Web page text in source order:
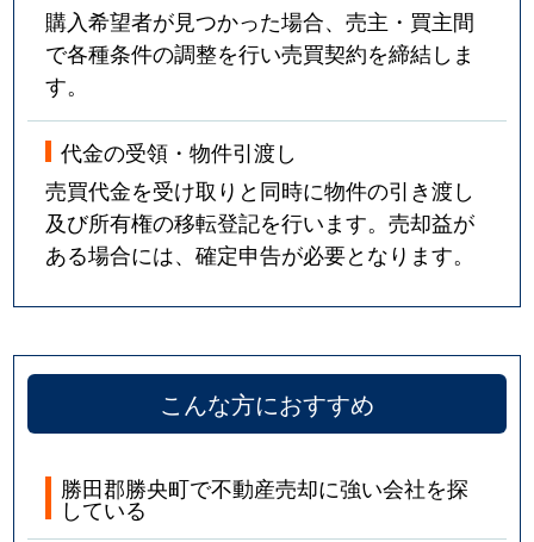
購入希望者が見つかった場合、売主・買主間
で各種条件の調整を行い売買契約を締結しま
す。
代金の受領・物件引渡し
売買代金を受け取りと同時に物件の引き渡し
及び所有権の移転登記を行います。売却益が
ある場合には、確定申告が必要となります。
こんな方におすすめ
勝田郡勝央町で不動産売却に強い会社を探
している